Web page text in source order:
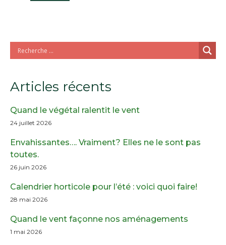
Articles récents
Quand le végétal ralentit le vent
24 juillet 2026
Envahissantes…. Vraiment? Elles ne le sont pas
toutes.
26 juin 2026
Calendrier horticole pour l’été : voici quoi faire!
28 mai 2026
Quand le vent façonne nos aménagements
1 mai 2026